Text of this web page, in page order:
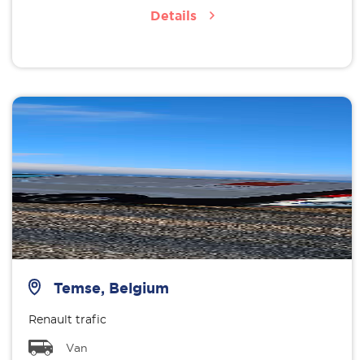
Details
Temse, Belgium
Renault trafic
Van